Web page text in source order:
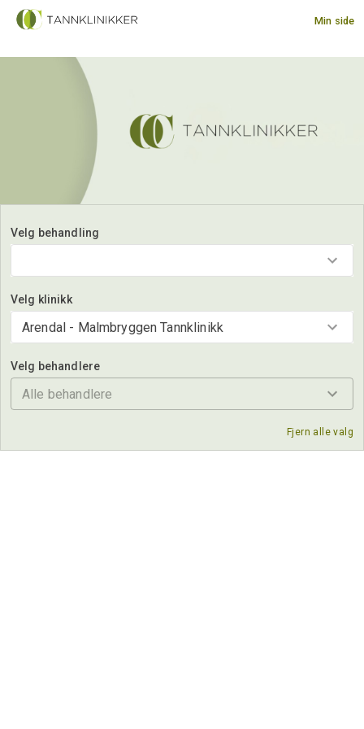
Min side
Velg behandling
Velg klinikk
Arendal - Malmbryggen Tannklinikk
Velg behandlere
Alle behandlere
Fjern alle valg